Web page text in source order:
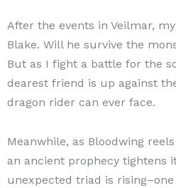
After the events in Veilmar,
Blake. Will he survive the
But as I fight a battle for the
dearest friend is up against
dragon rider can ever face.
Meanwhile, as Bloodwing
an ancient prophecy tightens
unexpected triad is